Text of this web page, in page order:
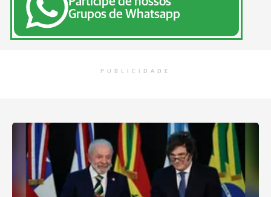
Grupos de Whatsapp
PUBLICIDADE